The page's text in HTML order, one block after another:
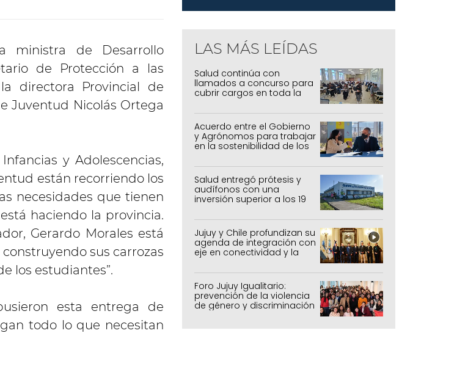
ministra de Desarrollo
de Protección a las
directora Provincial de
Juventud Nicolás Ortega
y Adolescencias,
están recorriendo los
necesidades que tienen
haciendo la provincia.
Gerardo Morales está
sus carrozas
los estudiantes”.
esta entrega de
todo lo que necesitan
LAS MÁS LEÍDAS
Salud continúa con
llamados a concurso para
cubrir cargos en toda la
Acuerdo entre el Gobierno
y Agrónomos para trabajar
en la sostenibilidad de los
agrícolas, pecuarios y
forestal
Salud entregó prótesis y
audífonos con una
inversión superior a los 19
millones de pesos
Jujuy y Chile profundizan su
agenda de integración con
eje en conectividad y la
mejora del Paso de Jama
Foro Jujuy Igualitario:
prevención de la violencia
de género y discriminación